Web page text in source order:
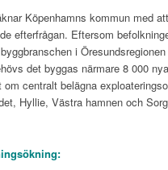
Köpenhamns kommun med
efterfrågan. Eftersom
i
det byggas närmare 8 000
om centralt belägna
Hyllie, Västra hamnen och